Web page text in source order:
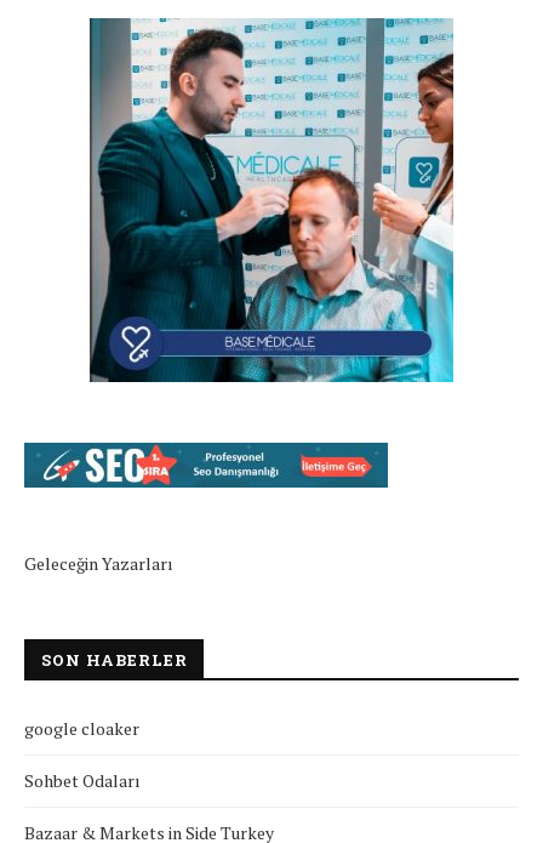
Geleceğin Yazarları
SON HABERLER
google cloaker
Sohbet Odaları
Bazaar & Markets in Side Turkey